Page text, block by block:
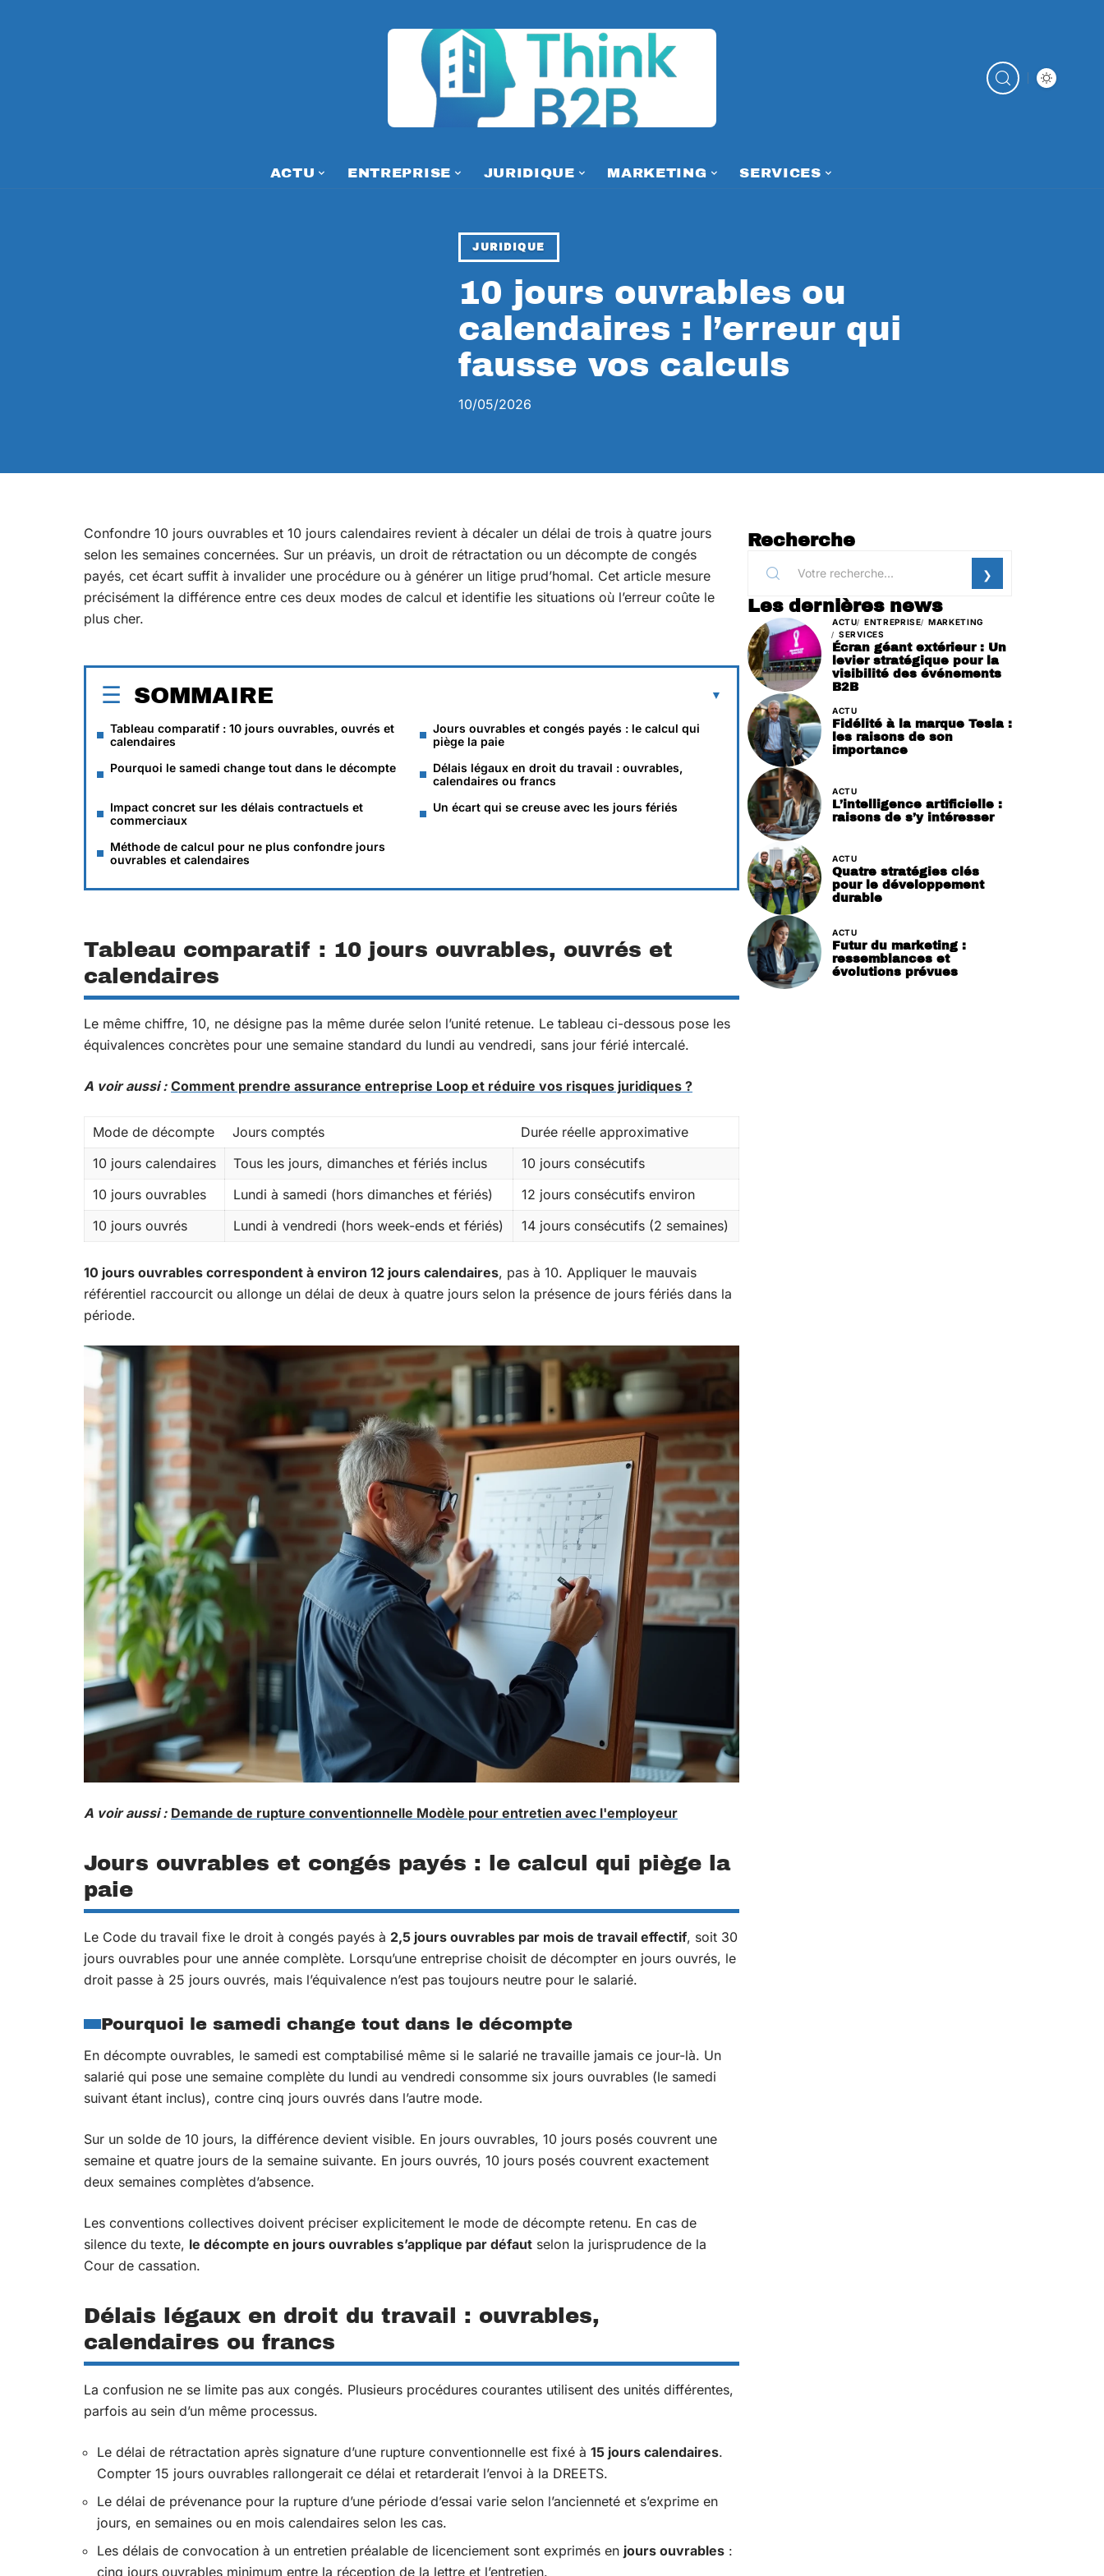
ACTU ENTREPRISE JURIDIQUE MARKETING SERVICES
JURIDIQUE
10 jours ouvrables ou
calendaires : l’erreur qui
fausse vos calculs
10/05/2026
Confondre 10 jours ouvrables et 10 jours calendaires revient à décaler un délai de trois à quatre jours
selon les semaines concernées. Sur un préavis, un droit de rétractation ou un décompte de congés
payés, cet écart suffit à invalider une procédure ou à générer un litige prud’homal. Cet article mesure
précisément la différence entre ces deux modes de calcul et identifie les situations où l’erreur coûte le
plus cher.
SOMMAIRE
Tableau comparatif : 10 jours ouvrables, ouvrés et
calendaires
Jours ouvrables et congés payés : le calcul qui
piège la paie
Pourquoi le samedi change tout dans le décompte
Délais légaux en droit du travail : ouvrables,
calendaires ou francs
Impact concret sur les délais contractuels et
commerciaux
Un écart qui se creuse avec les jours fériés
Méthode de calcul pour ne plus confondre jours
ouvrables et calendaires
Tableau comparatif : 10 jours ouvrables, ouvrés et
calendaires
Le même chiffre, 10, ne désigne pas la même durée selon l’unité retenue. Le tableau ci-dessous pose les
équivalences concrètes pour une semaine standard du lundi au vendredi, sans jour férié intercalé.
A voir aussi : Comment prendre assurance entreprise Loop et réduire vos risques juridiques ?
Mode de décompte Jours comptés
Durée réelle approximative
10 jours calendaires
Tous les jours, dimanches et fériés inclus
10 jours consécutifs
10 jours ouvrables
Lundi à samedi (hors dimanches et fériés)
12 jours consécutifs environ
10 jours ouvrés
Lundi à vendredi (hors week-ends et fériés) 14 jours consécutifs (2 semaines)
10 jours ouvrables correspondent à environ 12 jours calendaires, pas à 10. Appliquer le mauvais
référentiel raccourcit ou allonge un délai de deux à quatre jours selon la présence de jours fériés dans la
période.
A voir aussi : Demande de rupture conventionnelle Modèle pour entretien avec l'employeur
Jours ouvrables et congés payés : le calcul qui piège la
paie
Le Code du travail fixe le droit à congés payés à 2,5 jours ouvrables par mois de travail effectif, soit 30
jours ouvrables pour une année complète. Lorsqu’une entreprise choisit de décompter en jours ouvrés, le
droit passe à 25 jours ouvrés, mais l’équivalence n’est pas toujours neutre pour le salarié.
Pourquoi le samedi change tout dans le décompte
En décompte ouvrables, le samedi est comptabilisé même si le salarié ne travaille jamais ce jour-là. Un
salarié qui pose une semaine complète du lundi au vendredi consomme six jours ouvrables (le samedi
suivant étant inclus), contre cinq jours ouvrés dans l’autre mode.
Sur un solde de 10 jours, la différence devient visible. En jours ouvrables, 10 jours posés couvrent une
semaine et quatre jours de la semaine suivante. En jours ouvrés, 10 jours posés couvrent exactement
deux semaines complètes d’absence.
Les conventions collectives doivent préciser explicitement le mode de décompte retenu. En cas de
silence du texte, le décompte en jours ouvrables s’applique par défaut selon la jurisprudence de la
Cour de cassation.
Délais légaux en droit du travail : ouvrables,
calendaires ou francs
La confusion ne se limite pas aux congés. Plusieurs procédures courantes utilisent des unités différentes,
parfois au sein d’un même processus.
Le délai de rétractation après signature d’une rupture conventionnelle est fixé à 15 jours calendaires.
Compter 15 jours ouvrables rallongerait ce délai et retarderait l’envoi à la DREETS.
Le délai de prévenance pour la rupture d’une période d’essai varie selon l’ancienneté et s’exprime en
jours, en semaines ou en mois calendaires selon les cas.
Les délais de convocation à un entretien préalable de licenciement sont exprimés en jours ouvrables :
cinq jours ouvrables minimum entre la réception de la lettre et l’entretien.
Recherche
Les dernières news
ACTU ENTREPRISE
MARKETING
SERVICES
Écran géant extérieur : Un
levier stratégique pour la
visibilité des événements
B2B
ACTU
Fidélité à la marque Tesla :
les raisons de son
importance
ACTU
L’intelligence artificielle :
raisons de s’y intéresser
ACTU
Quatre stratégies clés
pour le développement
durable
ACTU
Futur du marketing :
ressemblances et
évolutions prévues